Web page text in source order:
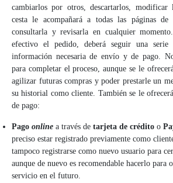
cambiarlos por otros, descartarlos, modificar
cesta le acompañará a todas las páginas
consultarla y revisarla en cualquier
efectivo el pedido, deberá seguir una
información necesaria de envío y de pago.
para completar el proceso, aunque se le
agilizar futuras compras y poder prestarle un
su historial como cliente. También se le
de pago:
Pago online a través de tarjeta de crédito o
preciso estar registrado previamente como
tampoco registrarse como nuevo usuario para
aunque de nuevo es recomendable hacerlo para
servicio en el futuro.